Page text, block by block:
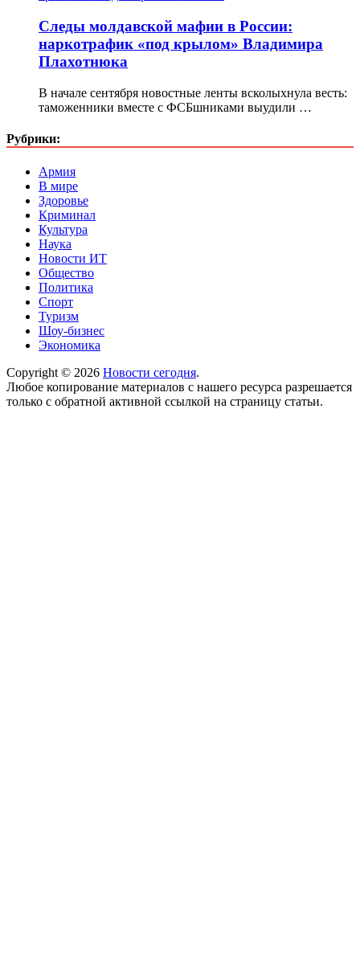
Следы молдавской мафии в России:
наркотрафик «под крылом» Владимира
Плахотнюка
В начале сентября новостные ленты всколыхнула весть:
таможенники вместе с ФСБшниками выудили …
Рубрики:
Армия
В мире
Здоровье
Криминал
Культура
Наука
Новости ИТ
Общество
Политика
Спорт
Туризм
Шоу-бизнес
Экономика
Copyright © 2026 Новости сегодня.
Любое копирование материалов с нашего ресурса разрешается
только с обратной активной ссылкой на страницу статьи.